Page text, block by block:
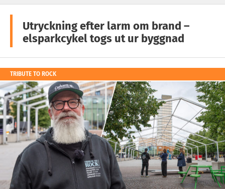
Utryckning efter larm om brand –
elsparkcykel togs ut ur byggnad
TRIBUTE TO ROCK